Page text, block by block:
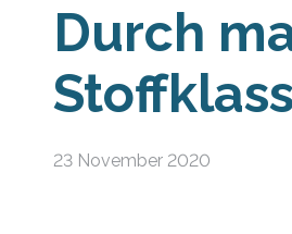
Durch
23 November 2020